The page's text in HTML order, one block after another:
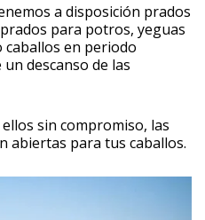
a disposición prados
para potros, yeguas
caballos en periodo
descanso de las
sin compromiso, las
abiertas para tus caballos.